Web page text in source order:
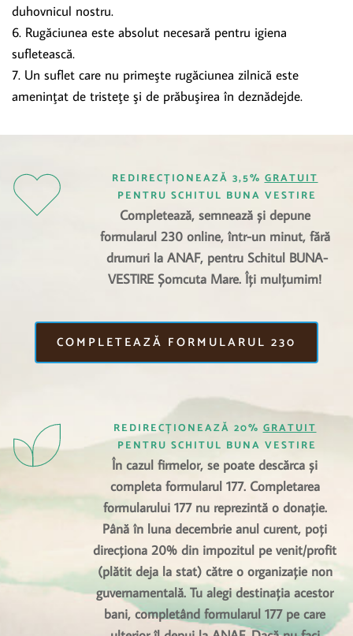
duhovnicul nostru.
6. Rugăciunea este absolut necesară pentru igiena
sufletească.
7. Un suflet care nu primeşte rugăciunea zilnică este
ameninţat de tristeţe şi de prăbuşirea în deznădejde.
REDIRECȚIONEAZĂ 3,5% GRATUIT
PENTRU SCHITUL BUNA VESTIRE
Completează, semnează și depune
formularul 230 online, într-un minut, fără
drumuri la ANAF, pentru Schitul BUNA-
VESTIRE Șomcuta Mare. Îți mulțumim!
COMPLETEAZĂ FORMULARUL 230
REDIRECȚIONEAZĂ 20% GRATUIT
PENTRU SCHITUL BUNA VESTIRE
În cazul firmelor, se poate descărca și
completa formularul 177. Completarea
formularului 177 nu reprezintă o donație.
Până în luna decembrie anul curent, poți
direcționa 20% din impozitul pe venit/profit
(plătit deja la stat) către o organizație non
guvernamentală. Tu alegi destinația acestor
bani, completând formularul 177 pe care